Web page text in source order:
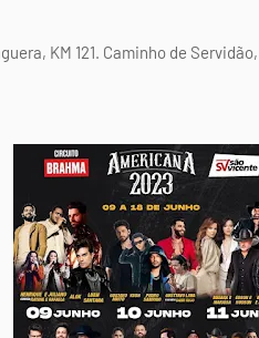
KM 121. Caminho de